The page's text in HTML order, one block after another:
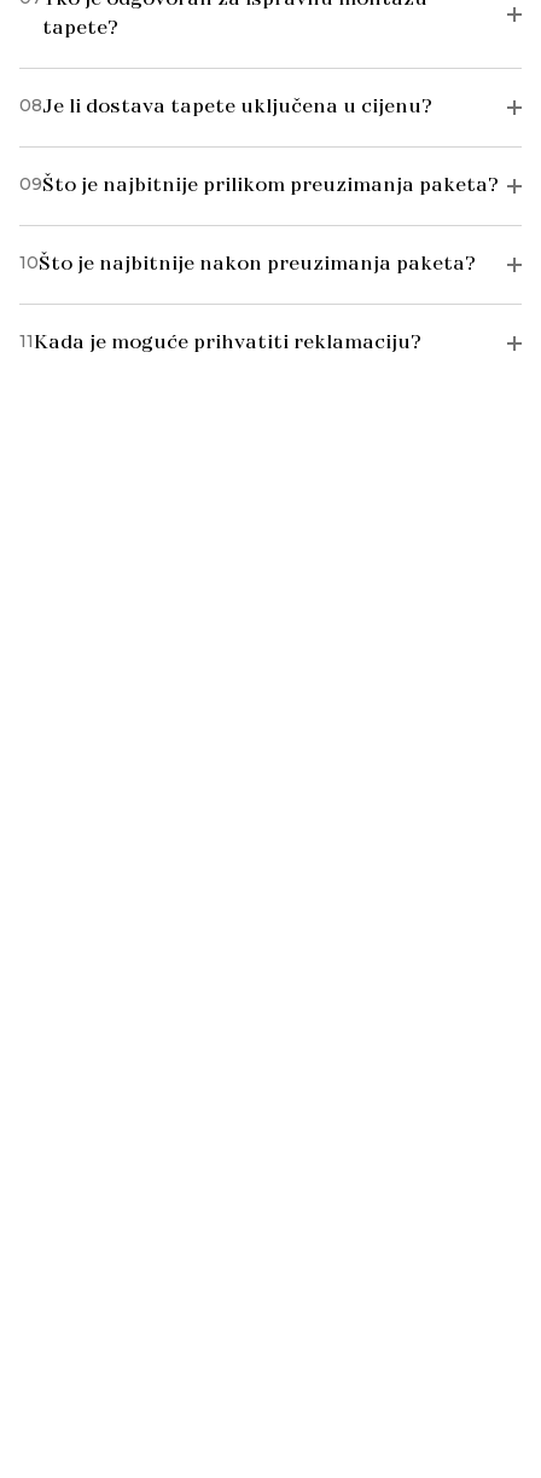
tapete?
08Je li dostava tapete uključena u cijenu?
09Što je najbitnije prilikom preuzimanja paketa?
10Što je najbitnije nakon preuzimanja paketa?
11Kada je moguće prihvatiti reklamaciju?